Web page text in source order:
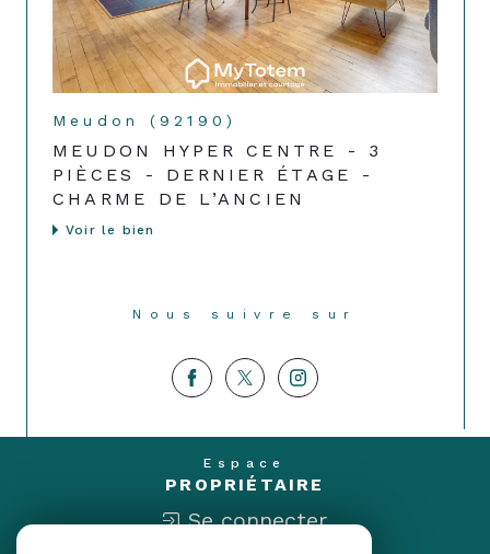
Meudon (92190)
MEUDON HYPER CENTRE - 3
PIÈCES - DERNIER ÉTAGE -
CHARME DE L’ANCIEN
Voir le bien
Nous suivre sur
Espace
PROPRIÉTAIRE
Se connecter